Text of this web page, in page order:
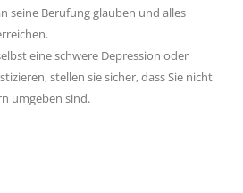
seine Berufung glauben und alles
eine schwere Depression oder
stellen sie sicher, dass Sie nicht
umgeben sind.